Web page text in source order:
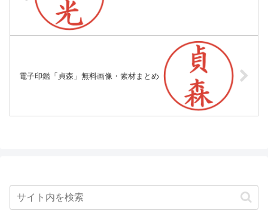
電子印鑑「貞森」無料画像・素材まとめ